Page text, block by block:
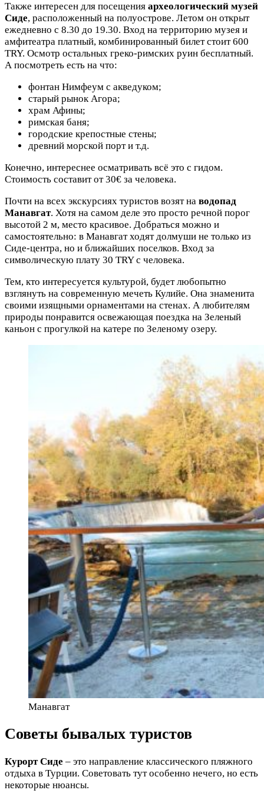
Также интересен для посещения археологический музей
Сиде, расположенный на полуострове. Летом он открыт
ежедневно с 8.30 до 19.30. Вход на территорию музея и
амфитеатра платный, комбинированный билет стоит 600
TRY. Осмотр остальных греко-римских руин бесплатный.
А посмотреть есть на что:
фонтан Нимфеум с акведуком;
старый рынок Агора;
храм Афины;
римская баня;
городские крепостные стены;
древний морской порт и т.д.
Конечно, интереснее осматривать всё это с гидом.
Стоимость составит от 30€ за человека.
Почти на всех экскурсиях туристов возят на водопад
Манавгат. Хотя на самом деле это просто речной порог
высотой 2 м, место красивое. Добраться можно и
самостоятельно: в Манавгат ходят долмуши не только из
Сиде-центра, но и ближайших поселков. Вход за
символическую плату 30 TRY с человека.
Тем, кто интересуется культурой, будет любопытно
взглянуть на современную мечеть Кулийе. Она знаменита
своими изящными орнаментами на стенах. А любителям
природы понравится освежающая поездка на Зеленый
каньон с прогулкой на катере по Зеленому озеру.
Манавгат
Советы бывалых туристов
Курорт Сиде – это направление классического пляжного
отдыха в Турции. Советовать тут особенно нечего, но есть
некоторые нюансы.